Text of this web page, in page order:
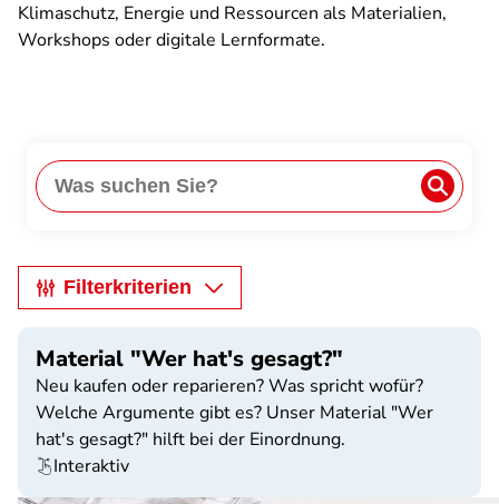
Klimaschutz, Energie und Ressourcen als Materialien,
Workshops oder digitale Lernformate.
Filterkriterien
Material "Wer hat's gesagt?"
Neu kaufen oder reparieren? Was spricht wofür?
Welche Argumente gibt es? Unser Material "Wer
hat's gesagt?" hilft bei der Einordnung.
Interaktiv